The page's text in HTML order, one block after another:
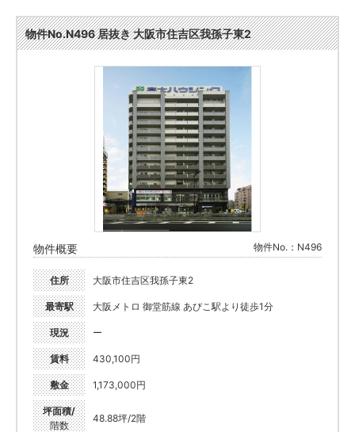
物件No.N496 居抜き 大阪市住吉区我孫子東2
物件概要 物件No.：N496
住所 大阪市住吉区我孫子東2
最寄駅 大阪メトロ 御堂筋線 あびこ駅より徒歩1分
現況 ー
賃料 430,100円
敷金 1,173,000円
坪面積/
階数
48.88坪/2階